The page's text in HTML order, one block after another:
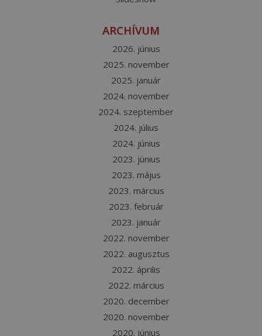
ARCHÍVUM
2026. június
2025. november
2025. január
2024. november
2024. szeptember
2024. július
2024. június
2023. június
2023. május
2023. március
2023. február
2023. január
2022. november
2022. augusztus
2022. április
2022. március
2020. december
2020. november
2020. június